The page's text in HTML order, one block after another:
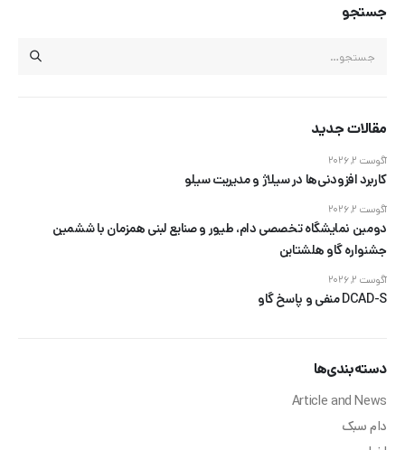
جستجو
مقالات جدید
کاربرد افزودنی‌ها در سیلاژ و مدیریت سیلو
آگوست 2, 2026
دومین نمایشگاه تخصصی دام، طیور و صنایع لبنی همزمان با ششمین
جشنواره گاو هلشتاین
آگوست 2, 2026
DCAD-S منفی و پاسخ گاو
آگوست 2, 2026
دسته‌بندی‌ها
Article and News
دام سبک